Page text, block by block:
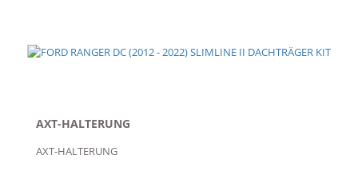
AXT-HALTERUNG
AXT-HALTERUNG